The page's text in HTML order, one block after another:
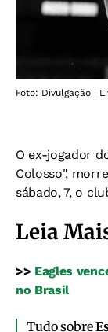
Foto: Divulgação |
O ex-jogador
Colosso",
sábado, 7, o
Leia
>> Eagles
no Brasil
Tudo sobre